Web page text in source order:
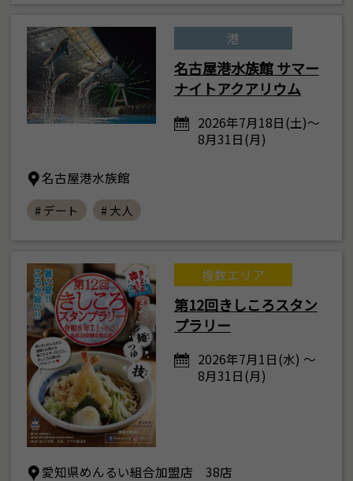
港
名古屋港水族館 サマー
ナイトアクアリウム
2026年7月18日(土)～
8月31日(月)
名古屋港水族館
# デート # 大人
複数エリア
第12回きしころスタン
プラリー
2026年7月1日(水) ～
8月31日(月)
愛知県めんるい組合加盟店 38店